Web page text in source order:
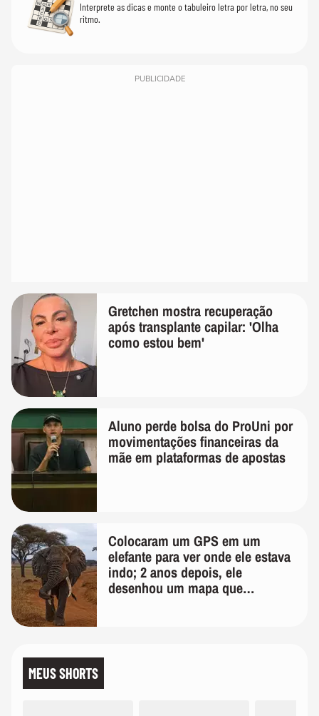
Interprete as dicas e monte o tabuleiro letra por letra, no seu
ritmo.
PUBLICIDADE
Gretchen mostra recuperação
após transplante capilar: 'Olha
como estou bem'
Aluno perde bolsa do ProUni por
movimentações financeiras da
mãe em plataformas de apostas
Colocaram um GPS em um
elefante para ver onde ele estava
indo; 2 anos depois, ele
desenhou um mapa que
MEUS SHORTS